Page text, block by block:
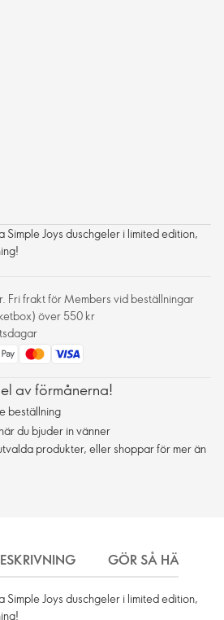
Simple Joys duschgeler i limited edition,
Fri frakt för Members vid beställningar
över 550 kr
av förmånerna!
beställning
du bjuder in vänner
produkter, eller shoppar för mer än
GÖR SÅ HÄR
Simple Joys duschgeler i limited edition,